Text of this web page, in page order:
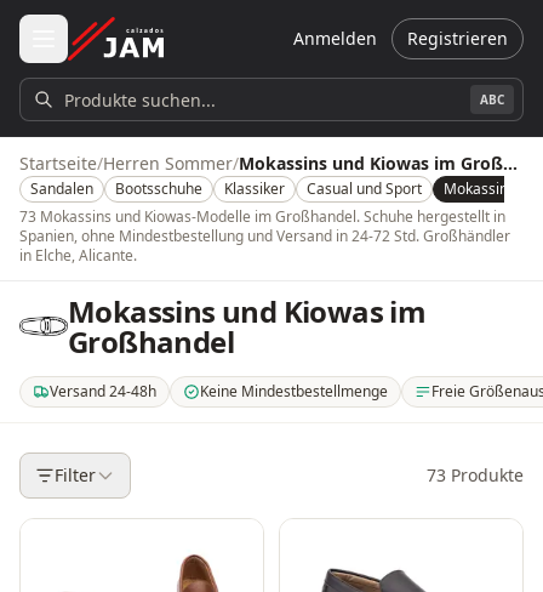
Zum Hauptinhalt springen
Anmelden Registrieren
Produkte suchen... ABC
Startseite/Herren Sommer/ Mokassins und Kiowas im Großhandel
Sandalen Bootsschuhe Klassiker Casual und Sport
Mokassins
73 Mokassins und Kiowas-Modelle im Großhandel. Schuhe hergestellt in
Spanien, ohne Mindestbestellung und Versand in 24-72 Std. Großhändler
in Elche, Alicante.
Mokassins und Kiowas im
Großhandel
Versand 24-48h
. Versand innerhalb von 24-48 Stunden auf dem spanischen Festland. 3-5
Keine Mindestbestellmenge
. Keine Mindestbestellmenge oder Freie
. Wählen Sie
Filter 73 Produkte